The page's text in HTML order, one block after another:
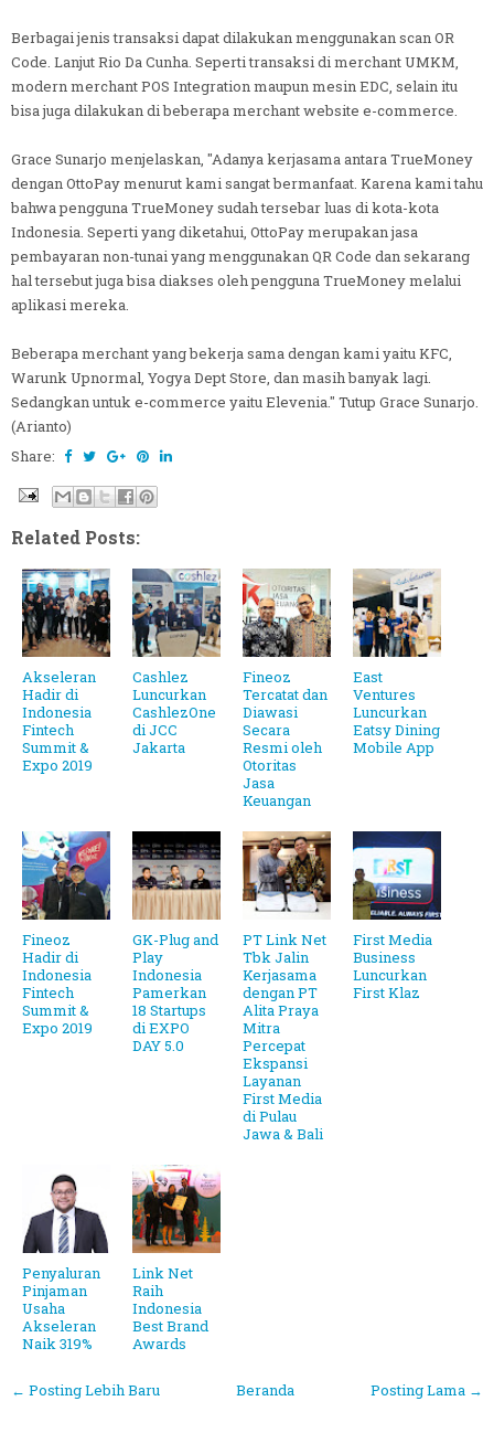
Berbagai jenis transaksi dapat dilakukan menggunakan scan OR
Code. Lanjut Rio Da Cunha. Seperti transaksi di merchant UMKM,
modern merchant POS Integration maupun mesin EDC, selain itu
bisa juga dilakukan di beberapa merchant website e-commerce.
Grace Sunarjo menjelaskan, "Adanya kerjasama antara TrueMoney
dengan OttoPay menurut kami sangat bermanfaat. Karena kami tahu
bahwa pengguna TrueMoney sudah tersebar luas di kota-kota
Indonesia. Seperti yang diketahui, OttoPay merupakan jasa
pembayaran non-tunai yang menggunakan QR Code dan sekarang
hal tersebut juga bisa diakses oleh pengguna TrueMoney melalui
aplikasi mereka.
Beberapa merchant yang bekerja sama dengan kami yaitu KFC,
Warunk Upnormal, Yogya Dept Store, dan masih banyak lagi.
Sedangkan untuk e-commerce yaitu Elevenia." Tutup Grace Sunarjo.
(Arianto)
Share:
Related Posts:
Akseleran
Hadir di
Indonesia
Fintech
Summit &
Expo 2019
Cashlez
Luncurkan
CashlezOne
di JCC
Jakarta
Fineoz
Tercatat dan
Diawasi
Secara
Resmi oleh
Otoritas
Jasa
Keuangan
East
Ventures
Luncurkan
Eatsy Dining
Mobile App
Fineoz
Hadir di
Indonesia
Fintech
Summit &
Expo 2019
GK-Plug and
Play
Indonesia
Pamerkan
18 Startups
di EXPO
DAY 5.0
PT Link Net
Tbk Jalin
Kerjasama
dengan PT
Alita Praya
Mitra
Percepat
Ekspansi
Layanan
First Media
di Pulau
Jawa & Bali
First Media
Business
Luncurkan
First Klaz
Penyaluran
Pinjaman
Usaha
Akseleran
Naik 319%
Link Net
Raih
Indonesia
Best Brand
Awards
← Posting Lebih Baru Posting Lama →
Beranda